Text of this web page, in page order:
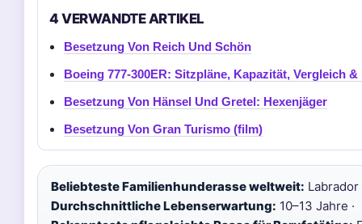
4 VERWANDTE ARTIKEL
Besetzung Von Reich Und Schön
Boeing 777-300ER: Sitzpläne, Kapazität, Vergleich &
Besetzung Von Hänsel Und Gretel: Hexenjäger
Besetzung Von Gran Turismo (film)
Beliebteste Familienhunderasse weltweit: Labrador
Durchschnittliche Lebenserwartung: 10–13 Jahre ·